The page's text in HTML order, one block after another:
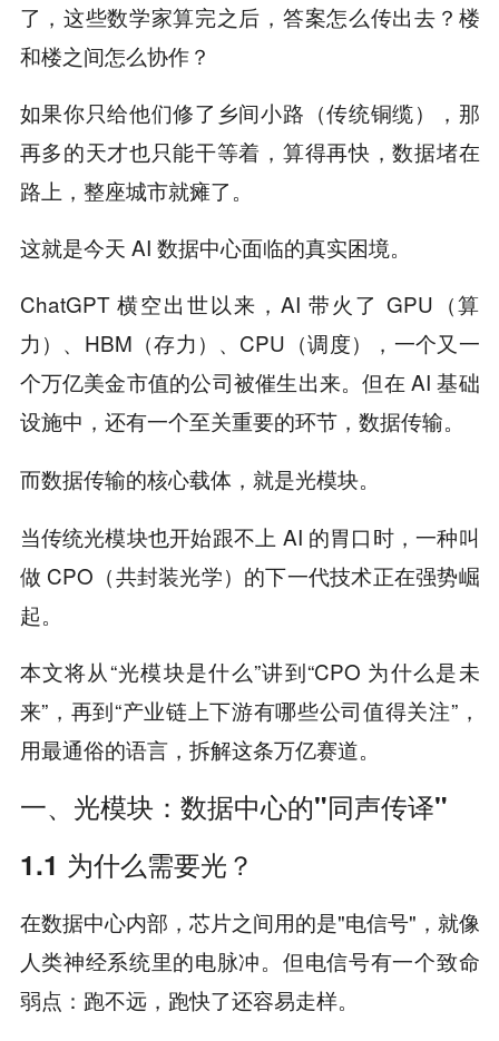
了，这些数学家算完之后，答案怎么传出去？楼
和楼之间怎么协作？
如果你只给他们修了乡间小路（传统铜缆），那
再多的天才也只能干等着，算得再快，数据堵在
路上，整座城市就瘫了。
这就是今天 AI 数据中心面临的真实困境。
ChatGPT 横空出世以来，AI 带火了 GPU（算
力）、HBM（存力）、CPU（调度），一个又一
个万亿美金市值的公司被催生出来。但在 AI 基础
设施中，还有一个至关重要的环节， 数据传输。
而数据传输的核心载体，就是光模块。
当传统光模块也开始跟不上 AI 的胃口时，一种叫
做 CPO（共封装光学）的下一代技术正在强势崛
起。
本文将从“光模块是什么”讲到“CPO 为什么是未
来”，再到“产业链上下游有哪些公司值得关注”，
用最通俗的语言，拆解这条万亿赛道。
一、光模块：数据中心的"同声传译"
1.1 为什么需要光？
在数据中心内部，芯片之间用的是"电信号"，就像
人类神经系统里的电脉冲。但电信号有一个致命
弱点： 跑不远，跑快了还容易走样。